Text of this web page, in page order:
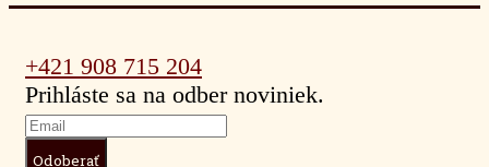
+421 908 715 204
Prihláste sa na odber noviniek.